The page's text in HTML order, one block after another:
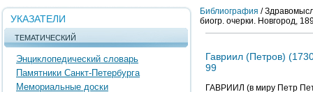
УКАЗАТЕЛИ
ТЕМАТИЧЕСКИЙ
Энциклопедический словарь
Памятники Санкт-Петербурга
Мемориальные доски
Библиография /
биогр. очерки. Новгород,
Гавриил (Петров)
99
ГАВРИИЛ (в миру Петр